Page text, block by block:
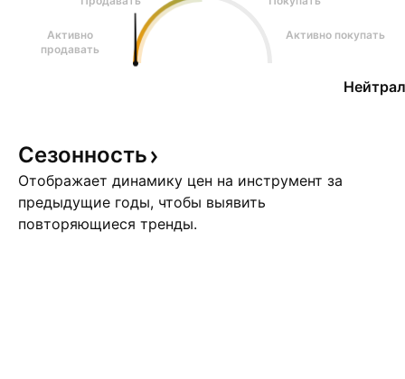
Активно
продавать
Активно покупать
Сезонность
Отображает динамику цен на инструмент за
предыдущие годы, чтобы выявить
повторяющиеся тренды.